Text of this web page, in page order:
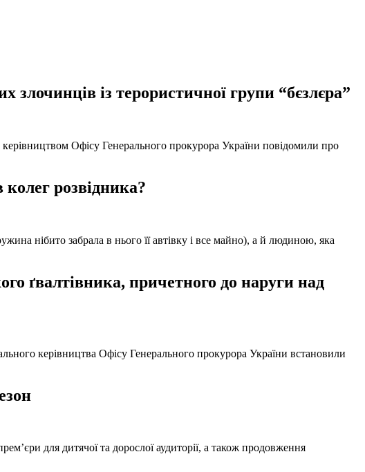
із терористичної групи “бєзлєра”
Офісу Генерального прокурора України повідомили про
розвідника?
нібито забрала в нього її автівку і все майно), а й людиною, яка
ґвалтівника, причетного до наруги над
керівництва Офісу Генерального прокурора України встановили
для дитячої та дорослої аудиторії, а також продовження